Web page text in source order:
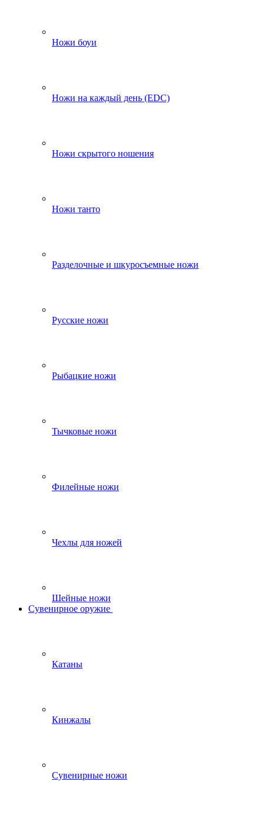
Ножи боуи
Ножи на каждый день (EDC)
Ножи скрытого ношения
Ножи танто
Разделочные и шкуросъемные ножи
Русские ножи
Рыбацкие ножи
Тычковые ножи
Филейные ножи
Чехлы для ножей
Шейные ножи
Сувенирное оружие
Катаны
Кинжалы
Сувенирные ножи